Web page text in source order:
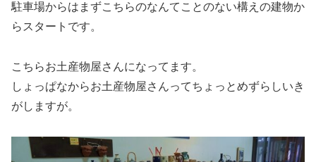
駐車場からはまずこちらのなんてことのない構えの建物か
らスタートです。
こちらお土産物屋さんになってます。
しょっぱなからお土産物屋さんってちょっとめずらしいき
がしますが。